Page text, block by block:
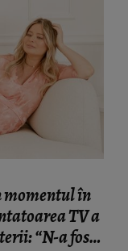
momentul în
TV a
“N-a fost